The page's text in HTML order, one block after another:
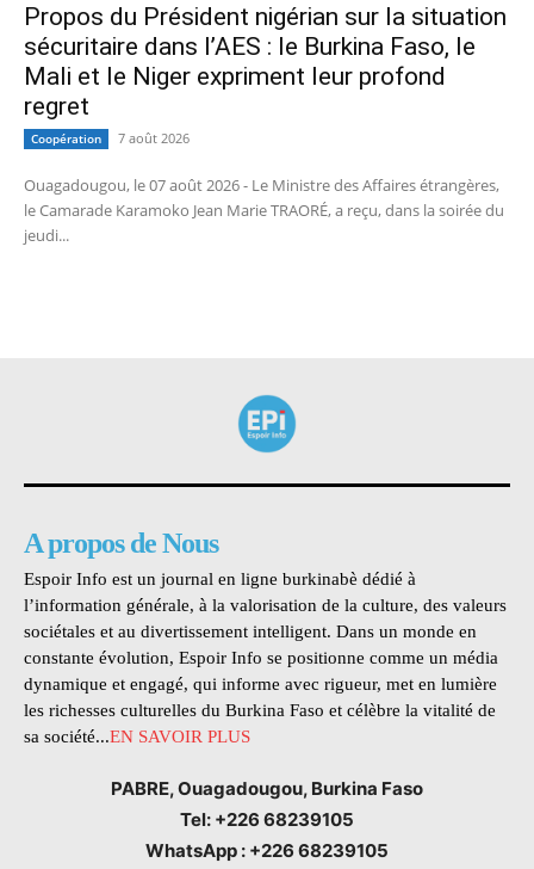
Propos du Président nigérian sur la situation
sécuritaire dans l’AES : le Burkina Faso, le
Mali et le Niger expriment leur profond
regret
Coopération 7 août 2026
Ouagadougou, le 07 août 2026 - Le Ministre des Affaires étrangères,
le Camarade Karamoko Jean Marie TRAORÉ, a reçu, dans la soirée du
jeudi...
A propos de Nous
Espoir Info est un journal en ligne burkinabè dédié à
l’information générale, à la valorisation de la culture, des valeurs
sociétales et au divertissement intelligent. Dans un monde en
constante évolution, Espoir Info se positionne comme un média
dynamique et engagé, qui informe avec rigueur, met en lumière
les richesses culturelles du Burkina Faso et célèbre la vitalité de
sa société...EN SAVOIR PLUS
PABRE, Ouagadougou, Burkina Faso
Tel: +226 68239105
WhatsApp : +226 68239105